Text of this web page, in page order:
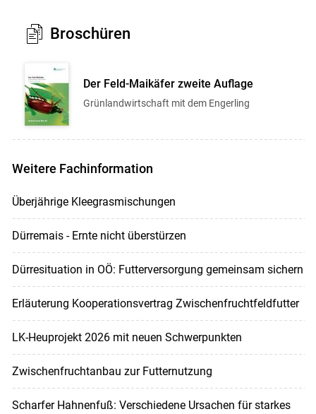
Broschüren
Der Feld-Maikäfer zweite Auflage
Grünlandwirtschaft mit dem Engerling
Weitere Fachinformation
Überjährige Kleegrasmischungen
Dürremais - Ernte nicht überstürzen
Dürresituation in OÖ: Futterversorgung gemeinsam sichern
Erläuterung Kooperationsvertrag Zwischenfruchtfeldfutter
LK-Heuprojekt 2026 mit neuen Schwerpunkten
Zwischenfruchtanbau zur Futternutzung
Scharfer Hahnenfuß: Verschiedene Ursachen für starkes